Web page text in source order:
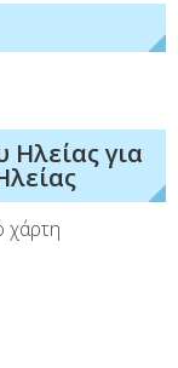
Ηλείας για
χάρτη